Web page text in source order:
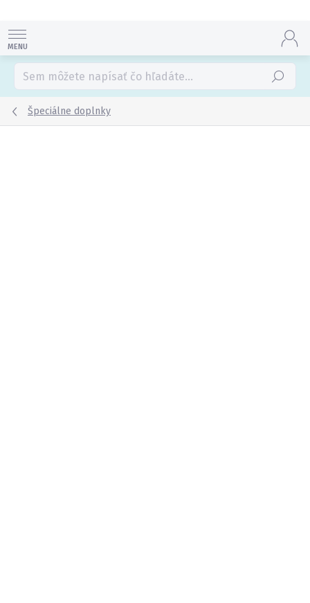
obsah
Hľadať
Špeciálne doplnky